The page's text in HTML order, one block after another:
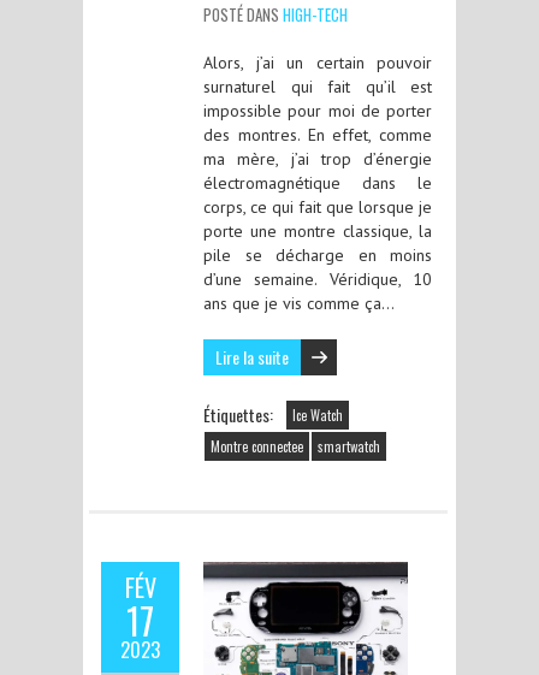
POSTÉ DANS HIGH-TECH
Alors, j’ai un certain pouvoir
surnaturel qui fait qu’il est
impossible pour moi de porter
des montres. En effet, comme
ma mère, j’ai trop d’énergie
électromagnétique dans le
corps, ce qui fait que lorsque je
porte une montre classique, la
pile se décharge en moins
d’une semaine. Véridique, 10
ans que je vis comme ça…
Lire la suite
Étiquettes:
Ice Watch
Montre connectee
smartwatch
FÉV
17
2023